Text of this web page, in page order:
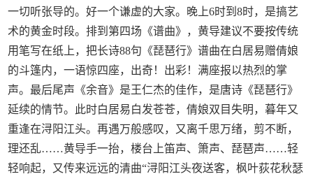
一切听张导的。好一个谦虚的大家。晚上6时到8时，是搞艺
术的黄金时段。排到第四场《谱曲》，黄导建议不要按传统
用笔写在纸上，把长诗88句《琵琶行》谱曲在白居易赠倩娘
的斗篷内，一语惊四座，出奇！出彩！满座报以热烈的掌
声。最后尾声《余音》是王仁杰的佳作，是唐诗《琵琶行》
延续的情节。此时白居易白发苍苍，倩娘双目失明，暮年又
重逢在浔阳江头。再遇万般感叹，又离千思万绪，剪不断，
理还乱……黄导手一抬，楼台上笛声、箫声、琵琶声……轻
轻响起，又传来远远的清曲“浔阳江头夜送客，枫叶荻花秋瑟